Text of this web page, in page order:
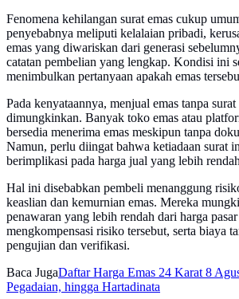
Fenomena kehilangan surat emas cukup
penyebabnya meliputi kelalaian pribadi,
emas yang diwariskan dari generasi
catatan pembelian yang lengkap. Kondisi ini
menimbulkan pertanyaan apakah emas
Pada kenyataannya, menjual emas tanpa
dimungkinkan. Banyak toko emas atau
bersedia menerima emas meskipun tanpa
Namun, perlu diingat bahwa ketiadaan surat
berimplikasi pada harga jual yang lebih
Hal ini disebabkan pembeli menanggung
keaslian dan kemurnian emas. Mereka
penawaran yang lebih rendah dari harga
mengkompensasi risiko tersebut, serta biaya
pengujian dan verifikasi.
Baca JugaDaftar Harga Emas 24 Karat 8
Pegadaian, hingga Hartadinata